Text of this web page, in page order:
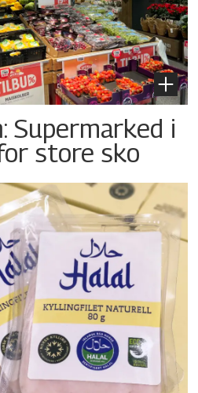
Supermarked i
store sko